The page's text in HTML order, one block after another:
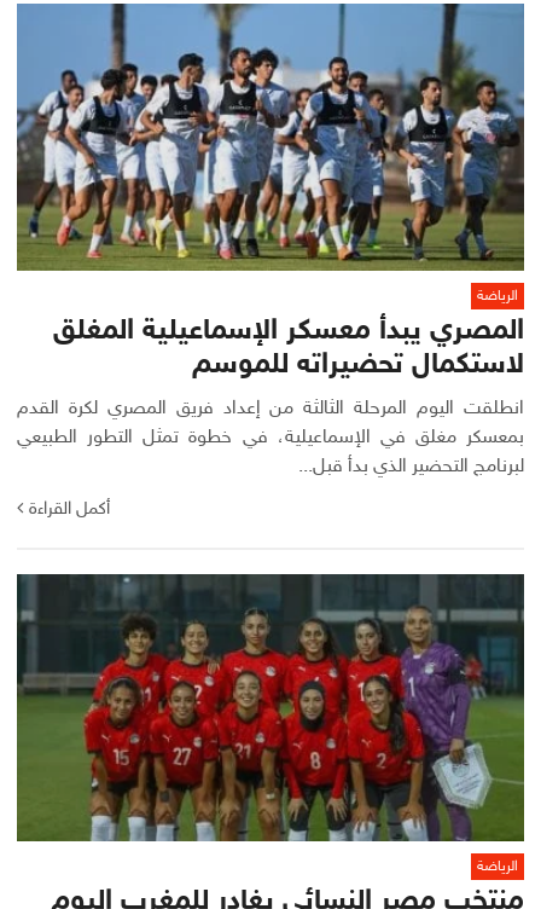
الرياضة
المصري يبدأ معسكر الإسماعيلية المغلق
لاستكمال تحضيراته للموسم
انطلقت اليوم المرحلة الثالثة من إعداد فريق المصري لكرة القدم
بمعسكر مغلق في الإسماعيلية، في خطوة تمثل التطور الطبيعي
لبرنامج التحضير الذي بدأ قبل...
أكمل القراءة
الرياضة